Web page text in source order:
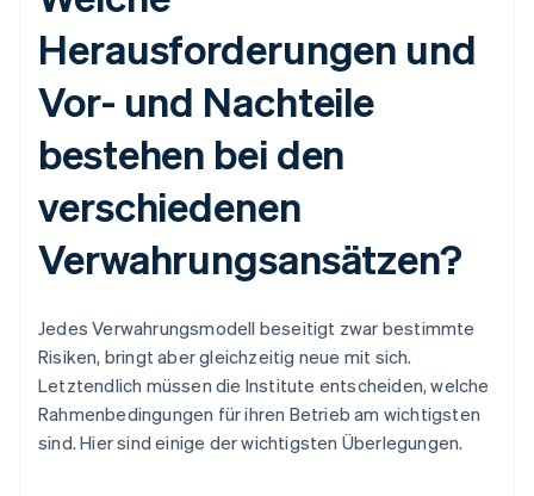
Herausforderungen und
Vor- und Nachteile
bestehen bei den
verschiedenen
Verwahrungsansätzen?
Jedes Verwahrungsmodell beseitigt zwar bestimmte
Risiken, bringt aber gleichzeitig neue mit sich.
Letztendlich müssen die Institute entscheiden, welche
Rahmenbedingungen für ihren Betrieb am wichtigsten
sind. Hier sind einige der wichtigsten Überlegungen.